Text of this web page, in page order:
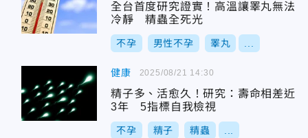
全台首度研究證實！高溫讓睪丸無法
冷靜 精蟲全死光
不孕 男性不孕 睪丸
健康
精子多、活愈久！研究：壽命相差近
3年 5指標自我檢視
不孕 精子 精蟲
2025/08/21 14:30